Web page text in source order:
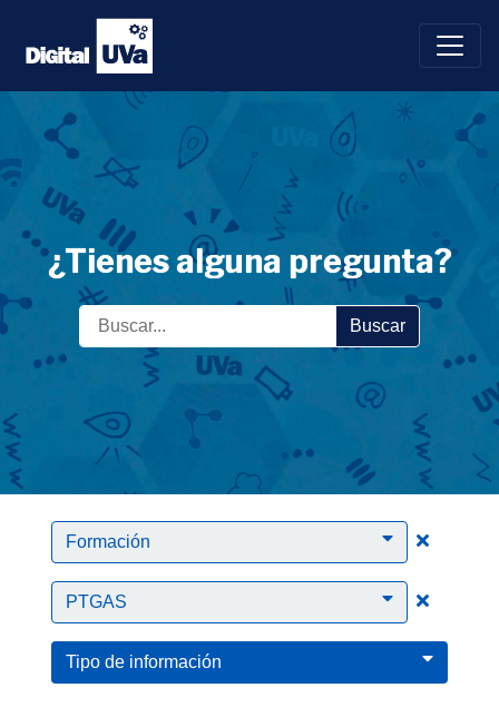
Saltar
contenido
¿Tienes alguna pregunta?
Buscar
Formación Clic
PTGAS Clic
Tipo de información